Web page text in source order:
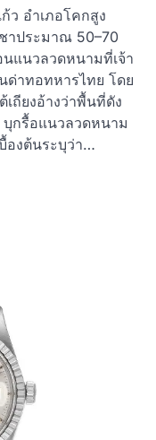
อำเภอโคกสูง
าประมาณ 50–70
แนวลวดหนามที่เจ้า
ด่าทอทหารไทย โดย
ถียงอ้างว่าพื้นที่ดัง
กรื้อแนวลวดหนาม
องต้นระบุว่า…